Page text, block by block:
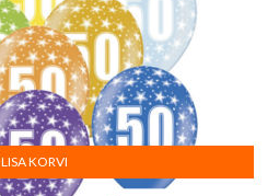
LISA KORVI